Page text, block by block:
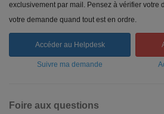
exclusivement par mail. Pensez à vérifier votre
votre demande quand tout est en ordre.
Accéder au Helpdesk
Suivre ma demande
Foire aux questions